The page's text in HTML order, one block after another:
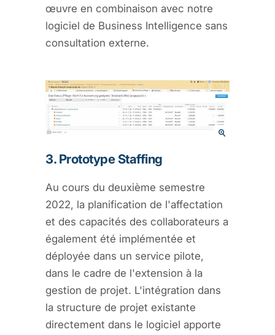
œuvre en combinaison avec notre
logiciel de Business Intelligence sans
consultation externe.
3. Prototype Staffing
Au cours du deuxième semestre
2022, la planification de l'affectation
et des capacités des collaborateurs a
également été implémentée et
déployée dans un service pilote,
dans le cadre de l'extension à la
gestion de projet. L'intégration dans
la structure de projet existante
directement dans le logiciel apporte